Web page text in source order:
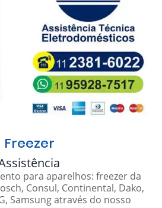
Freezer
para aparelhos: freezer da
Consul, Continental, Dako,
Samsung através do nosso